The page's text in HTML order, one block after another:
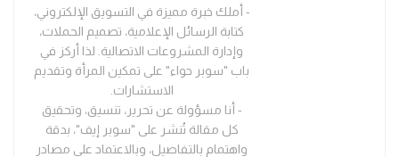
- أملك خبرة مميزة في التسويق الإلكتروني،
كتابة الرسائل الإعلامية، تصميم الحملات،
وإدارة المشروعات الاتصالية. لذا أركز في
باب "سوبر حواء" على تمكين المرأة وتقديم
الاستشارات.
- أنا مسؤولة عن تحرير، تنسيق، وتحقيق
كل مقالة تُنشر على "سوبر إيف"، بدقة
واهتمام بالتفاصيل، وبالاعتماد على مصادر